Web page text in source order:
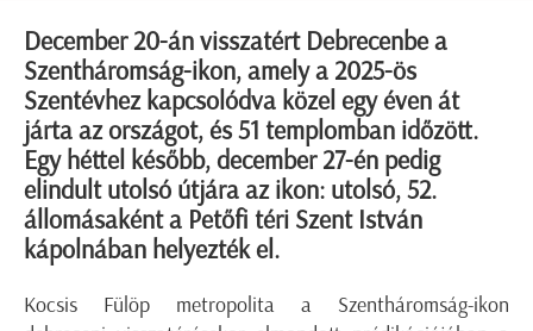
December 20-án visszatért Debrecenbe a
Szentháromság-ikon, amely a 2025-ös
Szentévhez kapcsolódva közel egy éven át
járta az országot, és 51 templomban időzött.
Egy héttel később, december 27-én pedig
elindult utolsó útjára az ikon: utolsó, 52.
állomásaként a Petőfi téri Szent István
kápolnában helyezték el.
Kocsis Fülöp metropolita a Szentháromság-ikon